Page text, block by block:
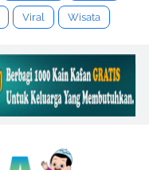
Viral Wisata